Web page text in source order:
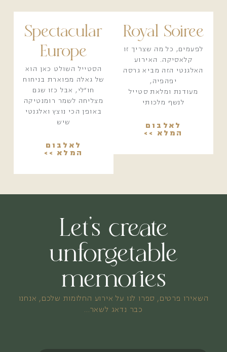
Royal Soiree
לפעמים, כל מה שצריך זו
קלאסיקה. האירוע
האלגנטי הזה מביא גרסה
יפהפיה,
מעודנת ומלאת סטייל
לנשף מלכותי
לאלבום
המלא >>
Spectacular
Europe
הסטייל השולט כאן הוא
של גאלה מפוארת בניחוח
חו״לי, אבל כזו שגם
מצליחה לשמר רומנטיקה
באופן הכי נוצץ ואלגנטי
שיש
לאלבום
המלא >>
Let’s create
unforgetable
memories
השאירו פרטים, ספרו לנו על אירוע החלומות שלכם, אנחנו
כבר נדאג לשאר…